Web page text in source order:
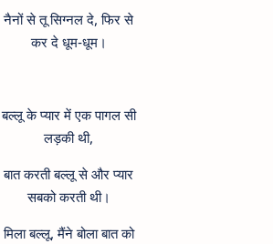
नैनों से तू सिग्नल दे, फिर से
कर दे धूम-धूम।
बल्लू के प्यार में एक पागल सी
लड़की थी,
बात करती बल्लू से और प्यार
सबको करती थी।
मिला बल्लू, मैंने बोला बात को